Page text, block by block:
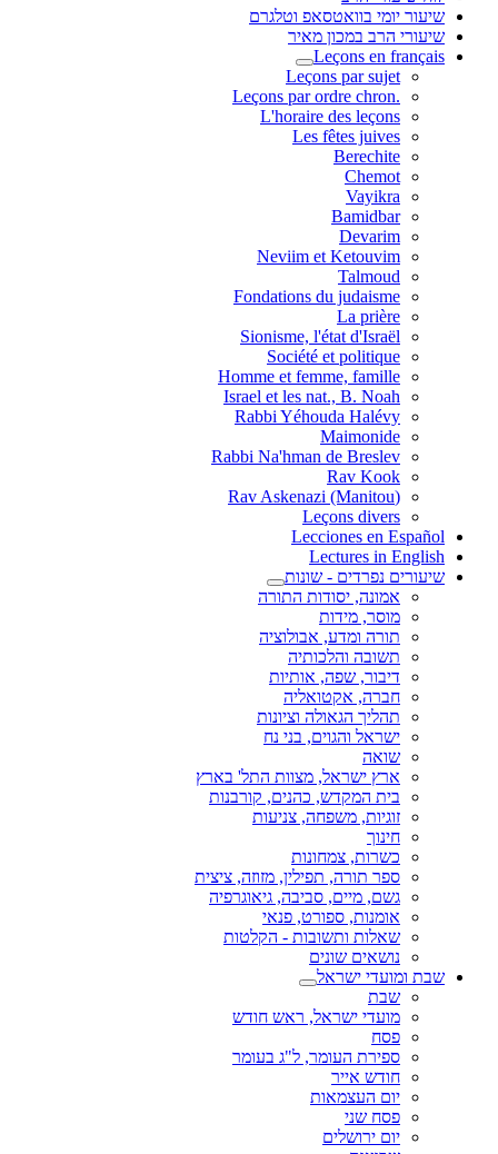
שיעור יומי בוואטסאפ וטלגרם
שיעורי הרב במכון מאיר
Leçons en français
Leçons par sujet
.Leçons par ordre chron
L'horaire des leçons
Les fêtes juives
Berechite
Chemot
Vayikra
Bamidbar
Devarim
Neviim et Ketouvim
Talmoud
Fondations du judaisme
La prière
Sionisme, l'état d'Israël
Société et politique
Homme et femme, famille
Israel et les nat., B. Noah
Rabbi Yéhouda Halévy
Maimonide
Rabbi Na'hman de Breslev
Rav Kook
(Rav Askenazi (Manitou
Leçons divers
Lecciones en Español
Lectures in English
שיעורים נפרדים - שונות
אמונה, יסודות התורה
מוסר, מידות
תורה ומדע, אבולוציה
תשובה והלכותיה
דיבור, שפה, אותיות
חברה, אקטואליה
תהליך הגאולה וציונות
ישראל והגוים, בני נח
שואה
ארץ ישראל, מצוות התל' בארץ
בית המקדש, כהנים, קורבנות
זוגיות, משפחה, צניעות
חינוך
כשרות, צמחונות
ספר תורה, תפילין, מזוזה, ציצית
גשם, מיים, סביבה, גיאוגרפיה
אומנות, ספורט, פנאי
שאלות ותשובות - הקלטות
נושאים שונים
שבת ומועדי ישראל
שבת
מועדי ישראל, ראש חודש
פסח
ספירת העומר, ל"ג בעומר
חודש אייר
יום העצמאות
פסח שני
יום ירושלים